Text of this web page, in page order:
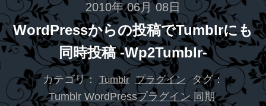
2010年 06月 08日
WordPressからの投稿でTumblrにも
同時投稿 -Wp2Tumblr-
カテゴリ： Tumblr プラグイン タグ：
Tumblr WordPressプラグイン 同期